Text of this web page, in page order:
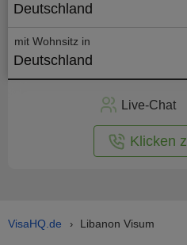
Deutschland
mit Wohnsitz in
Deutschland
Live-Chat
Klicken
VisaHQ.de › Libanon Visum